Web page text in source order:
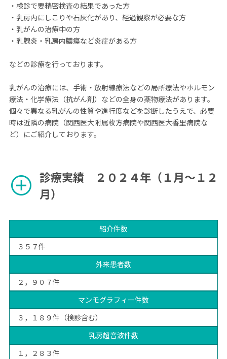
・検診で要精密検査の結果であった方
・乳房内にしこりや石灰化があり、経過観察が必要な方
・乳がんの治療中の方
・乳腺炎・乳房内膿瘍など炎症がある方
などの診療を行っております。
乳がんの治療には、手術・放射線療法などの局所療法やホルモン
療法・化学療法（抗がん剤）などの全身の薬物療法があります。
個々で異なる乳がんの性質や進行度などを診断したうえで、必要
時は近隣の病院（関西医大附属枚方病院や関西医大香里病院な
ど）にご紹介しております。
add_circle 診療実績 ２０２４年（１月～１２
月）
紹介件数
３５７件
外来患者数
２，９０７件
マンモグラフィー件数
３，１８９件（検診含む）
乳房超音波件数
１，２８３件